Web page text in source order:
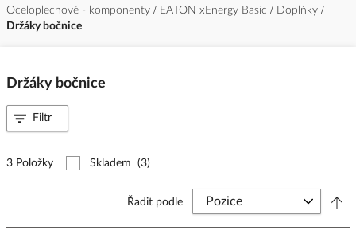
Oceloplechové - komponenty
EATON xEnergy Basic
Doplňky
Držáky bočnice
Držáky bočnice
3 Položky Skladem (3)
Řadit podle
Filtr